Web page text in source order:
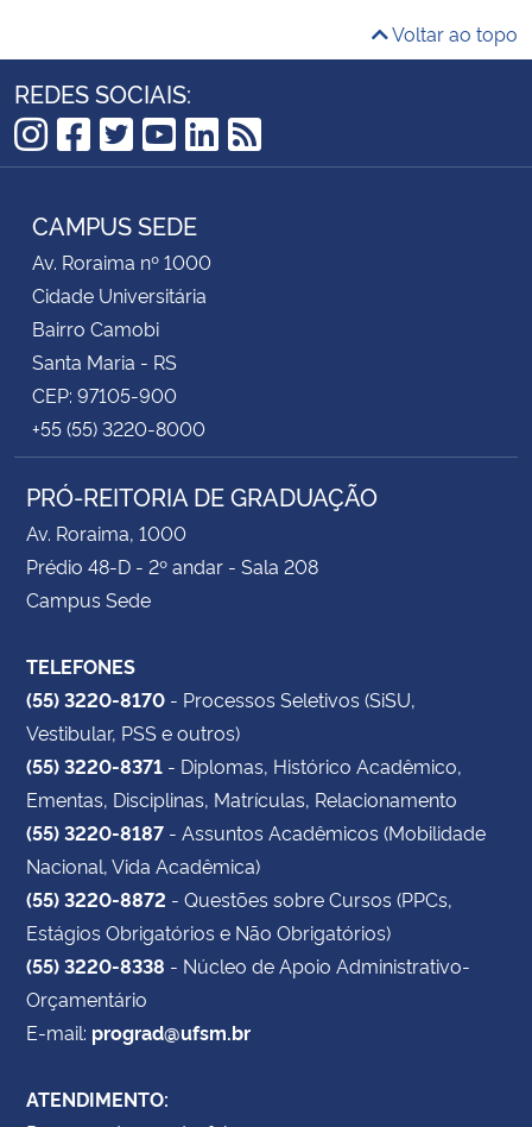
Voltar ao topo
REDES SOCIAIS:
Instagram
Facebook
Twitter
YouTube
LinkedIn
RSS
CAMPUS SEDE
Av. Roraima nº 1000
Cidade Universitária
Bairro Camobi
Santa Maria - RS
CEP: 97105-900
+55 (55) 3220-8000
PRÓ-REITORIA DE GRADUAÇÃO
Av. Roraima, 1000
Prédio 48-D - 2º andar - Sala 208
Campus Sede
TELEFONES
(55) 3220-8170 - Processos Seletivos (SiSU,
Vestibular, PSS e outros)
(55) 3220-8371 - Diplomas, Histórico Acadêmico,
Ementas, Disciplinas, Matrículas, Relacionamento
(55) 3220-8187 - Assuntos Acadêmicos (Mobilidade
Nacional, Vida Acadêmica)
(55) 3220-8872 - Questões sobre Cursos (PPCs,
Estágios Obrigatórios e Não Obrigatórios)
(55) 3220-8338 - Núcleo de Apoio Administrativo-
Orçamentário
E-mail: prograd@ufsm.br
ATENDIMENTO: